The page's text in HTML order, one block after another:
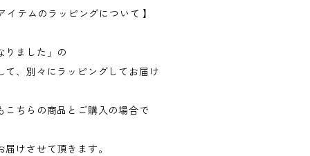
テムのラッピングについて 】
りました」の
て、別々にラッピングしてお届け
こちらの商品とご購入の場合で
けさせて頂きます。